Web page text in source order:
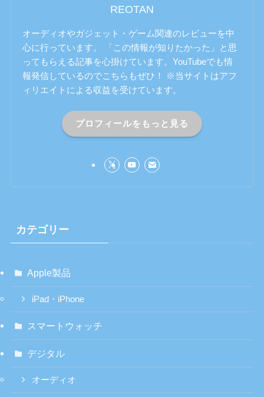
REOTAN
オーディオやガジェット・ゲーム関連のレビューを中
心に行っています。 「この情報が知りたかった」と思
ってもらえる記事を心掛けています。YouTubeでも情
報発信しているのでこちらもぜひ！ ※当サイトはアフ
ィリエイトによる収益を受けています。
プロフィールをもっと見る
カテゴリー
Apple製品
iPad・iPhone
スマートウォッチ
デジタル
オーディオ